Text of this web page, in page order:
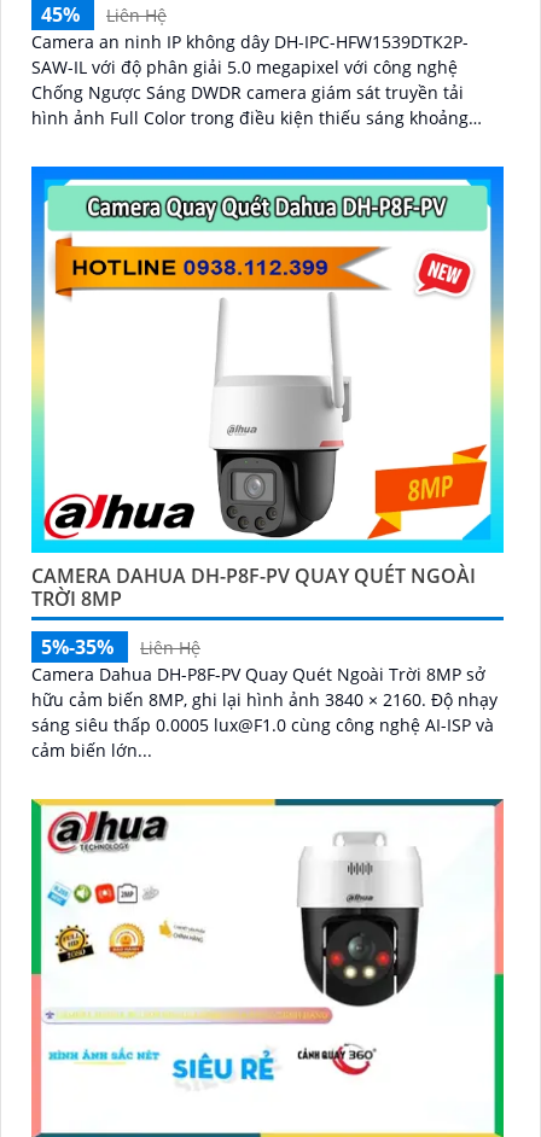
45%
Liên Hệ
Camera an ninh IP không dây DH-IPC-HFW1539DTK2P-
SAW-IL với độ phân giải 5.0 megapixel với công nghệ
Chống Ngược Sáng DWDR camera giám sát truyền tải
hình ảnh Full Color trong điều kiện thiếu sáng khoảng
CAMERA DAHUA DH-P8F-PV QUAY QUÉT NGOÀI
TRỜI 8MP
5%-35%
Liên Hệ
Camera Dahua DH-P8F-PV Quay Quét Ngoài Trời 8MP sở
hữu cảm biến 8MP, ghi lại hình ảnh 3840 × 2160. Độ nhạy
sáng siêu thấp 0.0005 lux@F1.0 cùng công nghệ AI-ISP và
cảm biến lớn...